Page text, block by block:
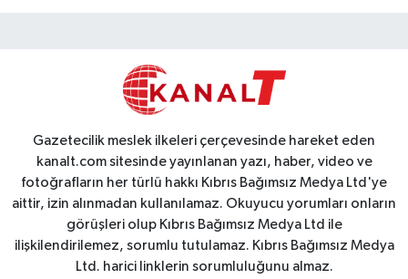
Gazetecilik meslek ilkeleri çerçevesinde hareket eden
kanalt.com sitesinde yayınlanan yazı, haber, video ve
fotoğrafların her türlü hakkı Kıbrıs Bağımsız Medya Ltd'ye
aittir, izin alınmadan kullanılamaz. Okuyucu yorumları onların
görüşleri olup Kıbrıs Bağımsız Medya Ltd ile
ilişkilendirilemez, sorumlu tutulamaz. Kıbrıs Bağımsız Medya
Ltd. harici linklerin sorumluluğunu almaz.